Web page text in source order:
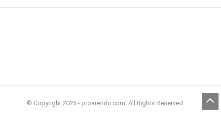
© Copyright 2025 - proarendu.com. All Rights Reserved